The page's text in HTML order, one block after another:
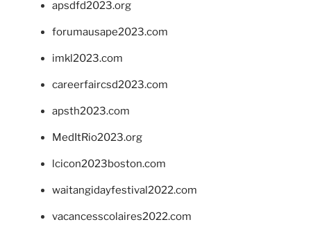
apsdfd2023.org
forumausape2023.com
imkl2023.com
careerfaircsd2023.com
apsth2023.com
MedItRio2023.org
lcicon2023boston.com
waitangidayfestival2022.com
vacancesscolaires2022.com